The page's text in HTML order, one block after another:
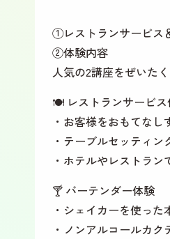
①レストランサービス
②体験内容
人気の2講座をぜいた
🍽️ レストランサービ
・お客様をおもてなし
・テーブルセッティ
・ホテルやレストラ
🍸 バーテ
・シェイカーを使った
・ノンアルコールカ